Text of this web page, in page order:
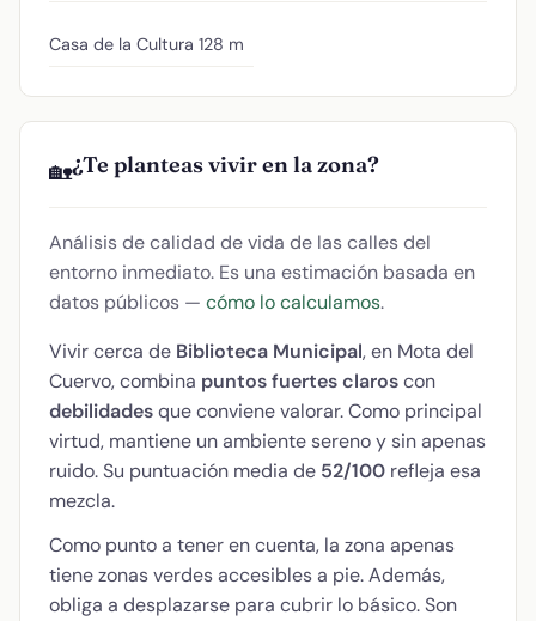
Casa de la Cultura 128 m
🏡¿Te planteas vivir en la zona?
Análisis de calidad de vida de las calles del
entorno inmediato. Es una estimación basada en
datos públicos — cómo lo calculamos.
Vivir cerca de Biblioteca Municipal, en Mota del
Cuervo, combina puntos fuertes claroscon
debilidadesque conviene valorar. Como principal
virtud, mantiene un ambiente sereno y sin apenas
ruido. Su puntuación media de 52/100 refleja esa
mezcla.
Como punto a tener en cuenta, la zona apenas
tiene zonas verdes accesibles a pie. Además,
obliga a desplazarse para cubrir lo básico. Son